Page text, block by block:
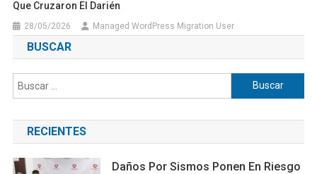
Que Cruzaron El Darién
28/05/2026 Managed WordPress Migration User
BUSCAR
Buscar:
RECIENTES
Daños Por Sismos Ponen En Riesgo